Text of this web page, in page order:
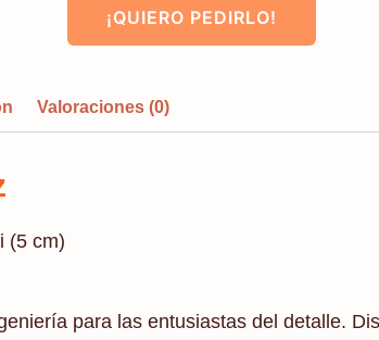
¡QUIERO PEDIRLO!
Valoraciones (0)
(5 cm)
para las entusiastas del detalle.